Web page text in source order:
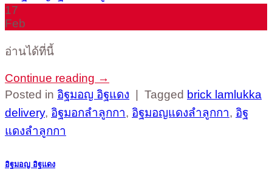
17
Feb
อ่านได้ที่นี้
Continue reading →
Posted in อิฐมอญ อิฐแดง Tagged brick lamlukka
delivery, อิฐมอกลำลูกกา, อิฐมอญแดงลำลูกกา, อิฐ
แดงลำลูกกา
อิฐมอญ อิฐแดง